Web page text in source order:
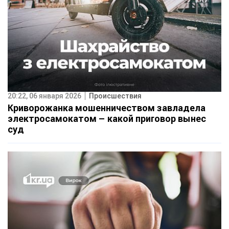
20:22, 06 января 2026 Происшествия
Криворожанка мошенничеством завладела
электросамокатом – какой приговор вынес
суд